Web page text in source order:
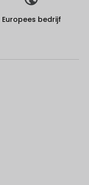
Europees bedrijf